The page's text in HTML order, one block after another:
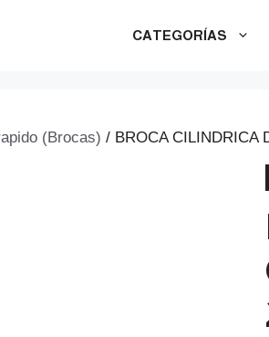
CATEGORÍAS
(Brocas) / BROCA CILINDRICA